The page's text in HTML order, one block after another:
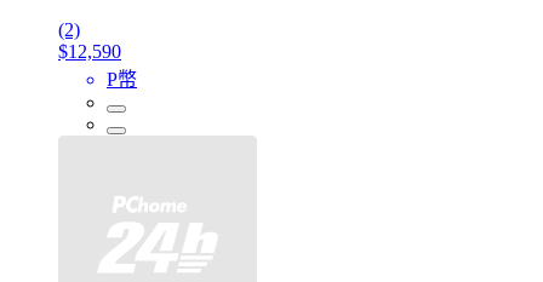
(2)
$12,590
P幣